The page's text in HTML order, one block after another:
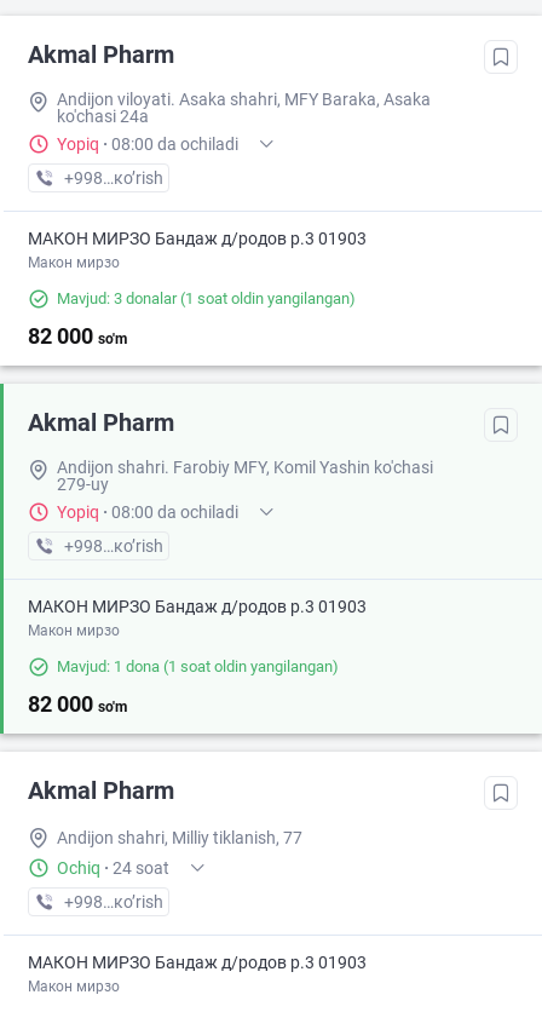
Akmal Pharm
Andijon viloyati. Asaka shahri, MFY Baraka, Asaka
ko'chasi 24a
Yopiq · 08:00 da ochiladi
+998 (88) XXX-XX-XX
кo’rish
МАКОН МИРЗО Бандаж д/родов р.3 01903
Макон мирзо
Mavjud: 3 donalar(1 soat oldin yangilangan)
82 000 so'm
Akmal Pharm
Andijon shahri. Farobiy MFY, Komil Yashin ko'chasi
279-uy
Yopiq · 08:00 da ochiladi
+998 (90) XXX-XX-XX
кo’rish
МАКОН МИРЗО Бандаж д/родов р.3 01903
Макон мирзо
Mavjud: 1 dona (1 soat oldin yangilangan)
82 000 so'm
Akmal Pharm
Andijon shahri, Milliy tiklanish, 77
Ochiq · 24 soat
+998 (91) XXX-XX-XX
кo’rish
МАКОН МИРЗО Бандаж д/родов р.3 01903
Макон мирзо